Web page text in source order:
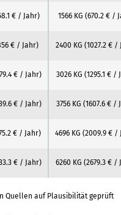
€ / Jahr) 1566 KG (670.2 € /
€ / Jahr) 2400 KG (1027.2 € /
€ / Jahr) 3026 KG (1295.1 € /
€ / Jahr) 3756 KG (1607.6 € /
€ / Jahr) 4696 KG (2009.9 € /
€ / Jahr) 6260 KG (2679.3 € /
Quellen auf Plausibilität geprüft